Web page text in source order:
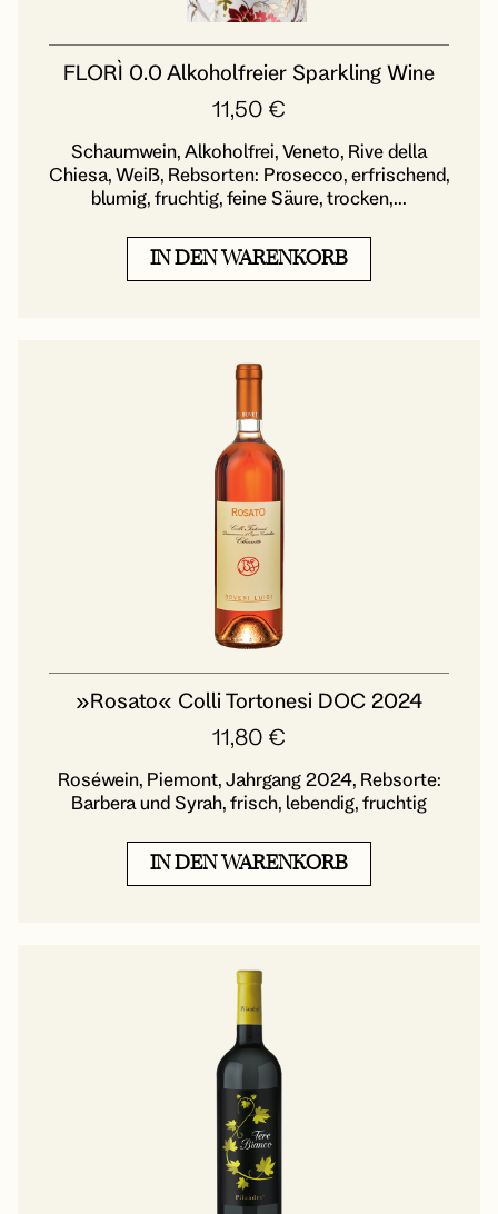
FLORÌ 0.0 Alkoholfreier Sparkling Wine
11,50 €
Schaumwein, Alkoholfrei, Veneto, Rive della
Chiesa, Weiß, Rebsorten: Prosecco, erfrischend,
blumig, fruchtig, feine Säure, trocken,...
IN DEN WARENKORB
»Rosato« Colli Tortonesi DOC 2024
11,80 €
Roséwein, Piemont, Jahrgang 2024, Rebsorte:
Barbera und Syrah, frisch, lebendig, fruchtig
IN DEN WARENKORB